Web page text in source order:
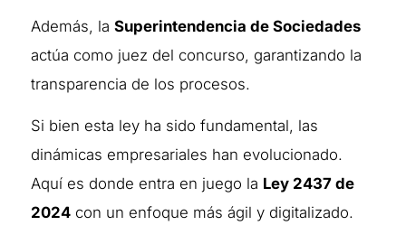
Además, la Superintendencia de Sociedades
actúa como juez del concurso, garantizando la
transparencia de los procesos.
Si bien esta ley ha sido fundamental, las
dinámicas empresariales han evolucionado.
Aquí es donde entra en juego la Ley 2437 de
2024 con un enfoque más ágil y digitalizado.